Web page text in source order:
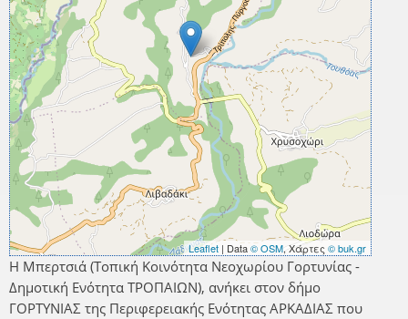
Leaflet | Data© OSM, Χάρτες © buk.gr
Η Μπερτσιά (Τοπική Κοινότητα Νεοχωρίου Γορτυνίας -
Δημοτική Ενότητα ΤΡΟΠΑΙΩΝ), ανήκει στον δήμο
ΓΟΡΤΥΝΙΑΣ της Περιφερειακής Ενότητας ΑΡΚΑΔΙΑΣ που